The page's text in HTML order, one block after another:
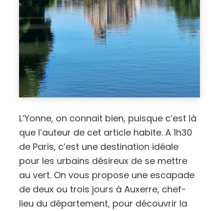
L’Yonne, on connait bien, puisque c’est là
que l’auteur de cet article habite. A 1h30
de Paris, c’est une destination idéale
pour les urbains désireux de se mettre
au vert. On vous propose une escapade
de deux ou trois jours à Auxerre, chef-
lieu du département, pour découvrir la